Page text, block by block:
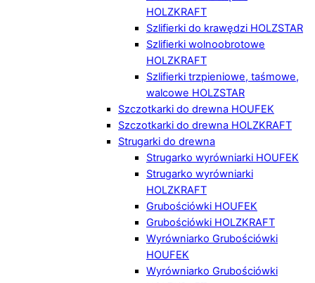
HOLZKRAFT
Szlifierki do krawędzi HOLZSTAR
Szlifierki wolnoobrotowe
HOLZKRAFT
Szlifierki trzpieniowe, taśmowe,
walcowe HOLZSTAR
Szczotkarki do drewna HOUFEK
Szczotkarki do drewna HOLZKRAFT
Strugarki do drewna
Strugarko wyrówniarki HOUFEK
Strugarko wyrówniarki
HOLZKRAFT
Grubościówki HOUFEK
Grubościówki HOLZKRAFT
Wyrówniarko Grubościówki
HOUFEK
Wyrówniarko Grubościówki